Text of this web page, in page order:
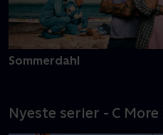
Sommerdahl
Nyeste serier - C More